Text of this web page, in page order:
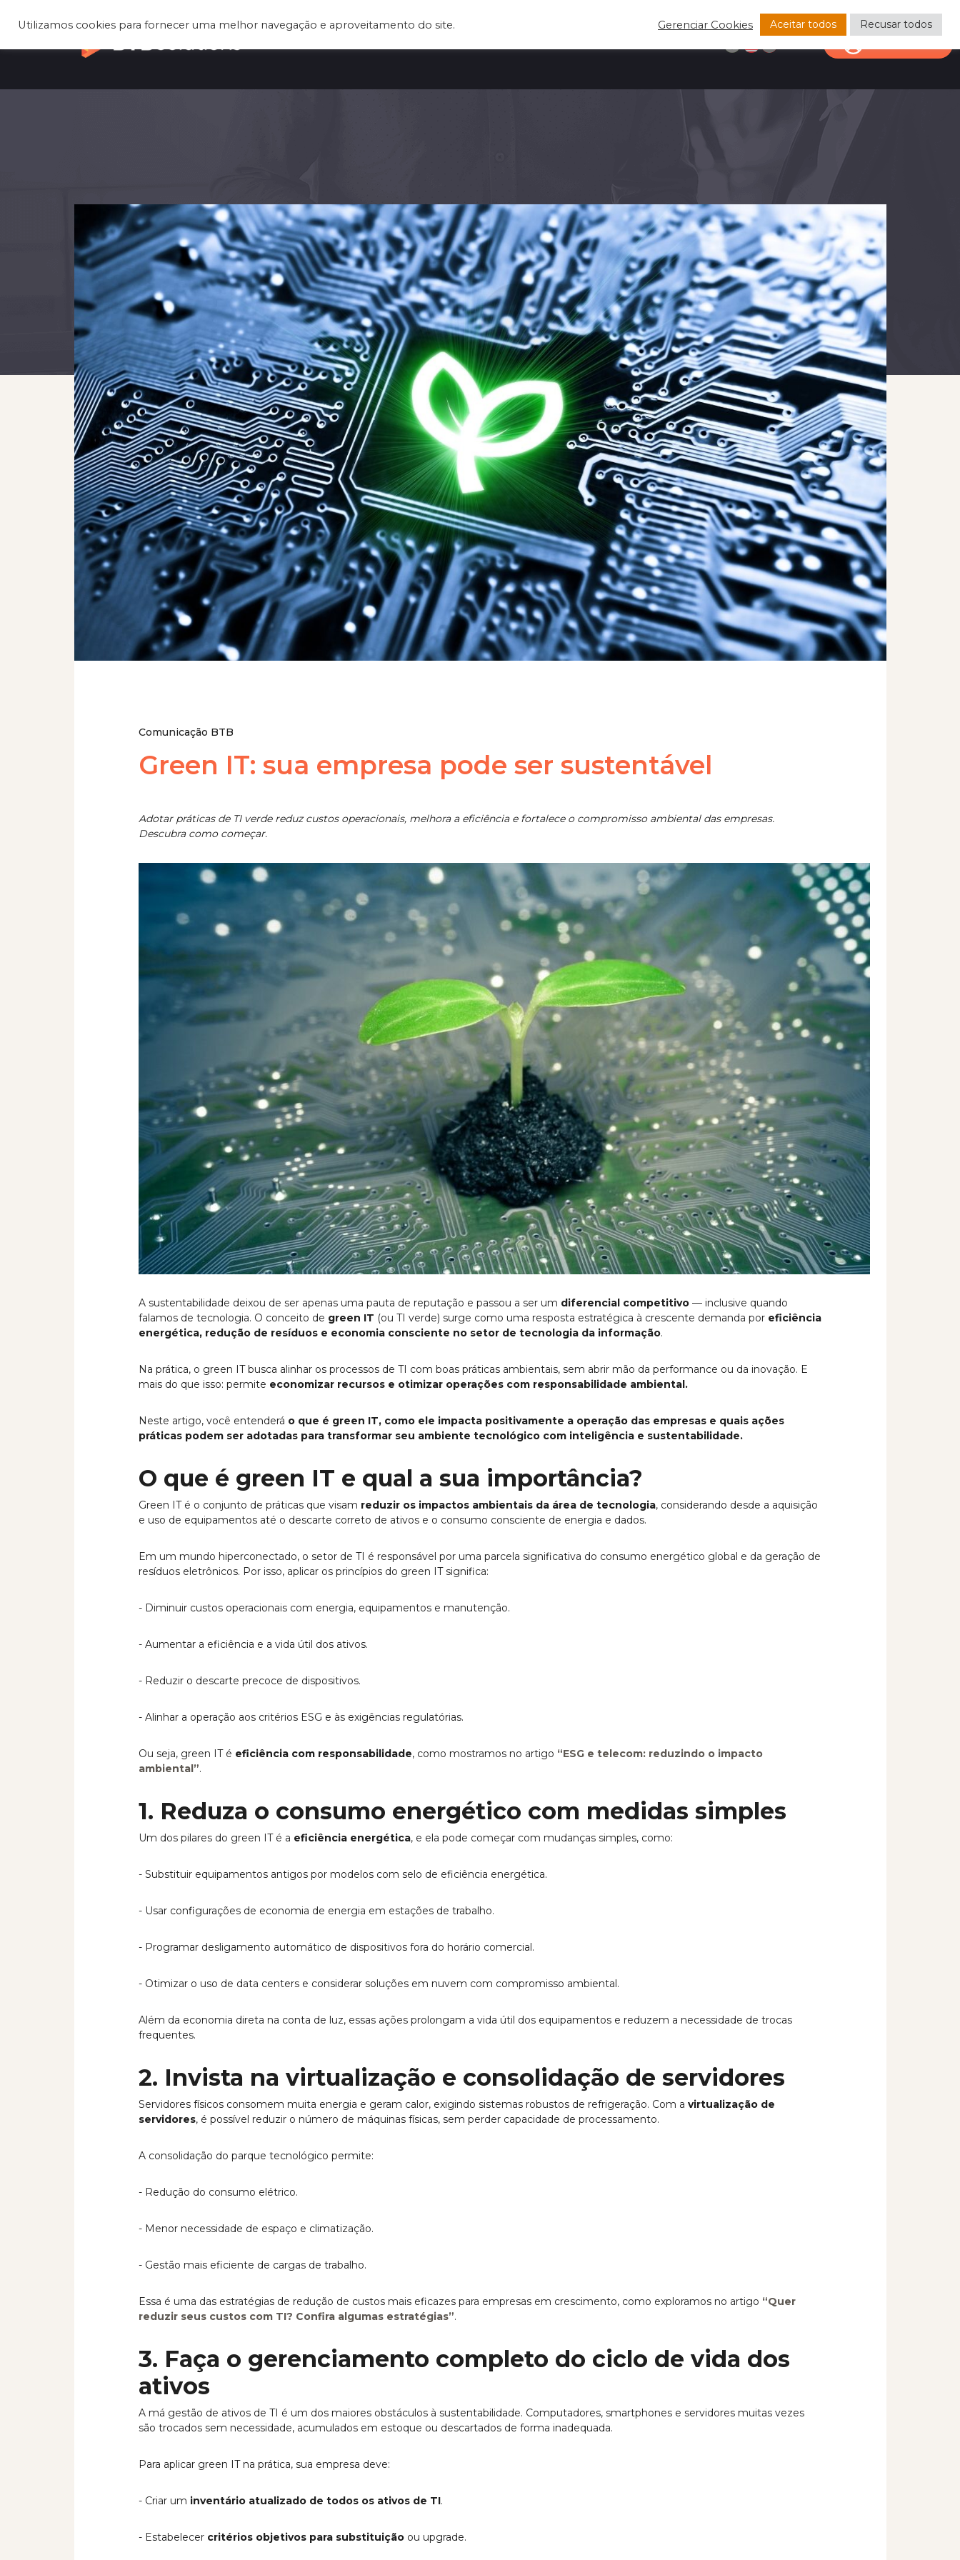
Comunicação BTB
Green IT: sua empresa pode ser sustentável
Adotar práticas de TI verde reduz custos operacionais, melhora a eficiência e fortalece o compromisso ambiental das empresas.
Descubra como começar.
A sustentabilidade deixou de ser apenas uma pauta de reputação e passou a ser um diferencial competitivo — inclusive quando
falamos de tecnologia. O conceito de green IT (ou TI verde) surge como uma resposta estratégica à crescente demanda por eficiência
energética, redução de resíduos e economia consciente no setor de tecnologia da informação.
Na prática, o green IT busca alinhar os processos de TI com boas práticas ambientais, sem abrir mão da performance ou da inovação. E
mais do que isso: permite economizar recursos e otimizar operações com responsabilidade ambiental.
Neste artigo, você entenderá o que é green IT, como ele impacta positivamente a operação das empresas e quais ações
práticas podem ser adotadas para transformar seu ambiente tecnológico com inteligência e sustentabilidade.
O que é green IT e qual a sua importância?
Green IT é o conjunto de práticas que visam reduzir os impactos ambientais da área de tecnologia, considerando desde a aquisição
e uso de equipamentos até o descarte correto de ativos e o consumo consciente de energia e dados.
Em um mundo hiperconectado, o setor de TI é responsável por uma parcela significativa do consumo energético global e da geração de
resíduos eletrônicos. Por isso, aplicar os princípios do green IT significa:
- Diminuir custos operacionais com energia, equipamentos e manutenção.
- Aumentar a eficiência e a vida útil dos ativos.
- Reduzir o descarte precoce de dispositivos.
- Alinhar a operação aos critérios ESG e às exigências regulatórias.
Ou seja, green IT é eficiência com responsabilidade, como mostramos no artigo “ESG e telecom: reduzindo o impacto
ambiental”.
1. Reduza o consumo energético com medidas simples
Um dos pilares do green IT é a eficiência energética, e ela pode começar com mudanças simples, como:
- Substituir equipamentos antigos por modelos com selo de eficiência energética.
- Usar configurações de economia de energia em estações de trabalho.
- Programar desligamento automático de dispositivos fora do horário comercial.
- Otimizar o uso de data centers e considerar soluções em nuvem com compromisso ambiental.
Além da economia direta na conta de luz, essas ações prolongam a vida útil dos equipamentos e reduzem a necessidade de trocas
frequentes.
2. Invista na virtualização e consolidação de servidores
Servidores físicos consomem muita energia e geram calor, exigindo sistemas robustos de refrigeração. Com a virtualização de
servidores, é possível reduzir o número de máquinas físicas, sem perder capacidade de processamento.
A consolidação do parque tecnológico permite:
- Redução do consumo elétrico.
- Menor necessidade de espaço e climatização.
- Gestão mais eficiente de cargas de trabalho.
Essa é uma das estratégias de redução de custos mais eficazes para empresas em crescimento, como exploramos no artigo “Quer
reduzir seus custos com TI? Confira algumas estratégias”.
3. Faça o gerenciamento completo do ciclo de vida dos
ativos
A má gestão de ativos de TI é um dos maiores obstáculos à sustentabilidade. Computadores, smartphones e servidores muitas vezes
são trocados sem necessidade, acumulados em estoque ou descartados de forma inadequada.
Para aplicar green IT na prática, sua empresa deve:
- Criar um inventário atualizado de todos os ativos de TI.
- Estabelecer critérios objetivos para substituiçãoou upgrade.
Utilizamos cookies para fornecer uma melhor navegação e aproveitamento do site. Gerenciar Cookies Aceitar todos Recusar todos